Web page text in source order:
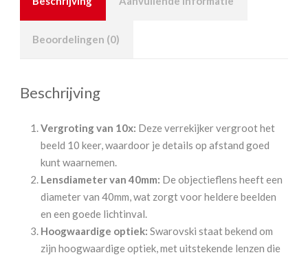
Beoordelingen (0)
Beschrijving
Vergroting van 10x: Deze verrekijker vergroot het
beeld 10 keer, waardoor je details op afstand goed
kunt waarnemen.
Lensdiameter van 40mm: De objectieflens heeft een
diameter van 40mm, wat zorgt voor heldere beelden
en een goede lichtinval.
Hoogwaardige optiek: Swarovski staat bekend om
zijn hoogwaardige optiek, met uitstekende lenzen die